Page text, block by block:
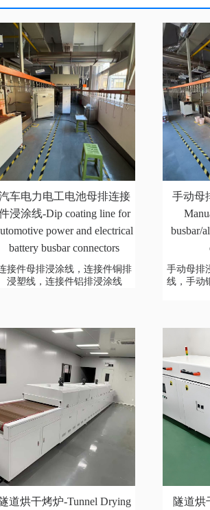
车电力电工电池母排连接
浸涂线-Dip coating line for
power and electrical
battery busbar connectors
接件母排浸涂线，连接件铜排
浸塑线，连接件铝排浸涂线
手动母
busbar/
手动母排
线，手动
道烘干烤炉-Tunnel Drying
隧道烘